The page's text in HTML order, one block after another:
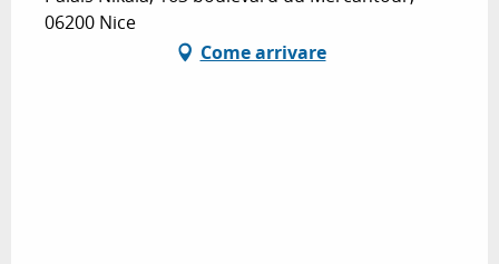
06200 Nice
Come arrivare